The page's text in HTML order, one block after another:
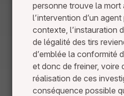
personne trouve la mort
l’intervention d’un
contexte, l’instauration
de légalité des tirs
d’emblée la conformité
et donc de freiner, voire
réalisation de ces
conséquence possible